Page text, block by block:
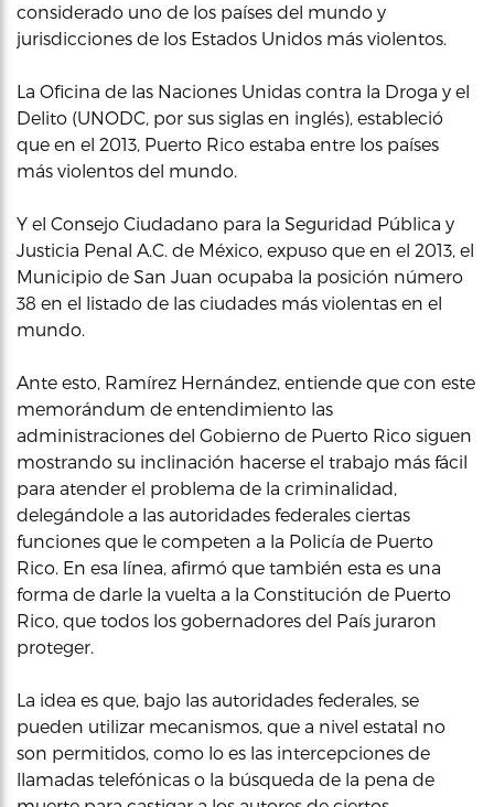
considerado uno de los países del mundo y
jurisdicciones de los Estados Unidos más violentos.
La Oficina de las Naciones Unidas contra la Droga y el
Delito (UNODC, por sus siglas en inglés), estableció
que en el 2013, Puerto Rico estaba entre los países
más violentos del mundo.
Y el Consejo Ciudadano para la Seguridad Pública y
Justicia Penal A.C. de México, expuso que en el 2013, el
Municipio de San Juan ocupaba la posición número
38 en el listado de las ciudades más violentas en el
mundo.
Ante esto, Ramírez Hernández, entiende que con este
memorándum de entendimiento las
administraciones del Gobierno de Puerto Rico siguen
mostrando su inclinación hacerse el trabajo más fácil
para atender el problema de la criminalidad,
delegándole a las autoridades federales ciertas
funciones que le competen a la Policía de Puerto
Rico. En esa línea, afirmó que también esta es una
forma de darle la vuelta a la Constitución de Puerto
Rico, que todos los gobernadores del País juraron
proteger.
La idea es que, bajo las autoridades federales, se
pueden utilizar mecanismos, que a nivel estatal no
son permitidos, como lo es las intercepciones de
llamadas telefónicas o la búsqueda de la pena de